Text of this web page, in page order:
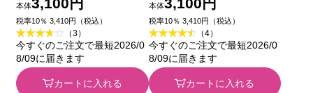
外品)
本体
税率10％ 3,410円（税込）
（3）
今すぐのご注文で最短2026/0
8/09に届きます
カートに入れる
１５０ｍｌ (医薬部外
品)
本体
税率10％ 3,410円（税込）
（4）
今すぐのご注文で最短2026/0
8/09に届きます
カートに入れる